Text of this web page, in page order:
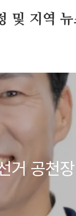
및 지역
거 공천